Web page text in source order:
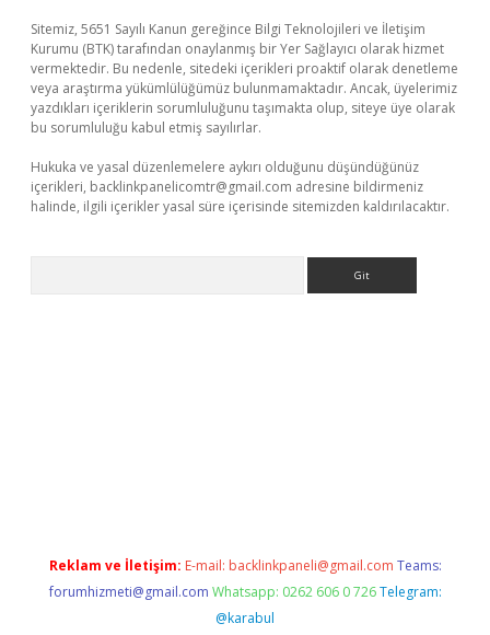
Sitemiz, 5651 Sayılı Kanun gereğince Bilgi Teknolojileri ve İletişim
Kurumu (BTK) tarafından onaylanmış bir Yer Sağlayıcı olarak hizmet
vermektedir. Bu nedenle, sitedeki içerikleri proaktif olarak denetleme
veya araştırma yükümlülüğümüz bulunmamaktadır. Ancak, üyelerimiz
yazdıkları içeriklerin sorumluluğunu taşımakta olup, siteye üye olarak
bu sorumluluğu kabul etmiş sayılırlar.
Hukuka ve yasal düzenlemelere aykırı olduğunu düşündüğünüz
içerikleri, backlinkpanelicomtr@gmail.com adresine bildirmeniz
halinde, ilgili içerikler yasal süre içerisinde sitemizden kaldırılacaktır.
Reklam ve İletişim: E-mail: backlinkpaneli@gmail.com Teams:
forumhizmeti@gmail.com Whatsapp: 0262 606 0 726 Telegram:
@karabul